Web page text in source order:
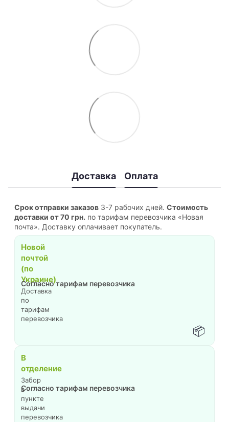
Доставка Оплата
Срок отправки заказов 3-7 рабочих дней. Стоимость
доставки от 70 грн. по тарифам перевозчика «Новая
почта». Доставку оплачивает покупатель.
📦
Новой
почтой
(по
Украине)
Доставка
по
тарифам
перевозчика
Согласно тарифам перевозчика
В
отделение
Забор
в
пункте
выдачи
перевозчика
Согласно тарифам перевозчика